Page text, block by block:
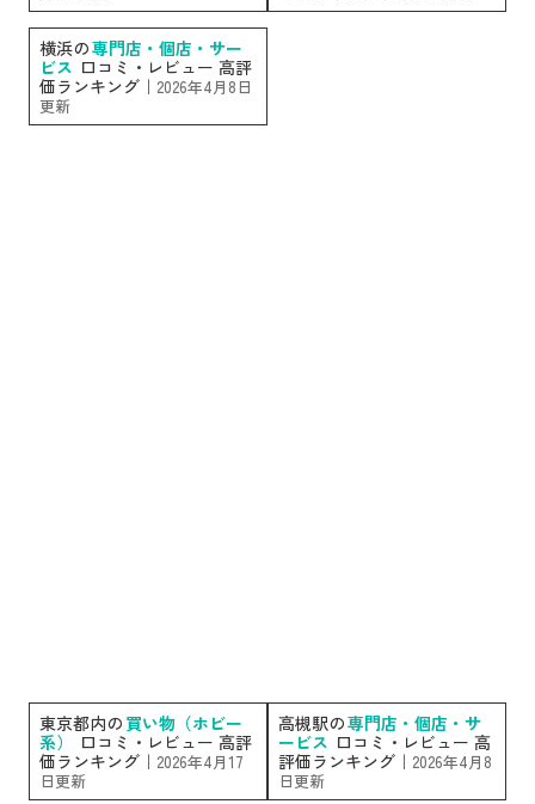
横浜の専門店・個店・サー
ビス 口コミ・レビュー 高評
価ランキング｜ 2026年4月8日
更新
東京都内の 買い物（ホビー
系）
口コミ・レビュー 高評
価ランキング｜ 2026年4月17
日更新
高槻駅の専門店・個店・サ
ービス 口コミ・レビュー 高
評価ランキング｜ 2026年4月8
日更新